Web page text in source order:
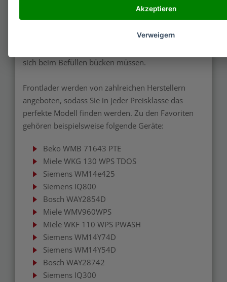
vorn ist die Anbringung einer Tür, die als
sich beim Befüllen bücken müssen.
Frontlader werden von zahlreichen Herstellern
angeboten, sodass Sie in jeder Preisklasse das
perfekte Modell finden werden. Zu den Favoriten
gehören beispielsweise folgende Geräte:
Beko WMB 71643 PTE
Miele WKG 130 WPS TDOS
Siemens WM14e425
Siemens IQ800
Bosch WAY2854D
Miele WMV960WPS
Miele WKF 110 WPS PWASH
Siemens WM14Y74D
Siemens WM14Y54D
Bosch WAY28742
Siemens IQ300
Akzeptieren
Verweigern